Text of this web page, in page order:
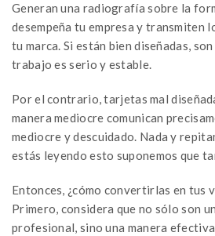
Generan una radiografía sobre la
desempeña tu empresa y transmiten
tu marca. Si están bien diseñadas,
trabajo es serio y estable.
Por el contrario, tarjetas mal
manera mediocre comunican
mediocre y descuidado. Nada y
estás leyendo esto suponemos que
Entonces, ¿cómo convertirlas en tus
Primero, considera que no sólo son
profesional, sino una manera